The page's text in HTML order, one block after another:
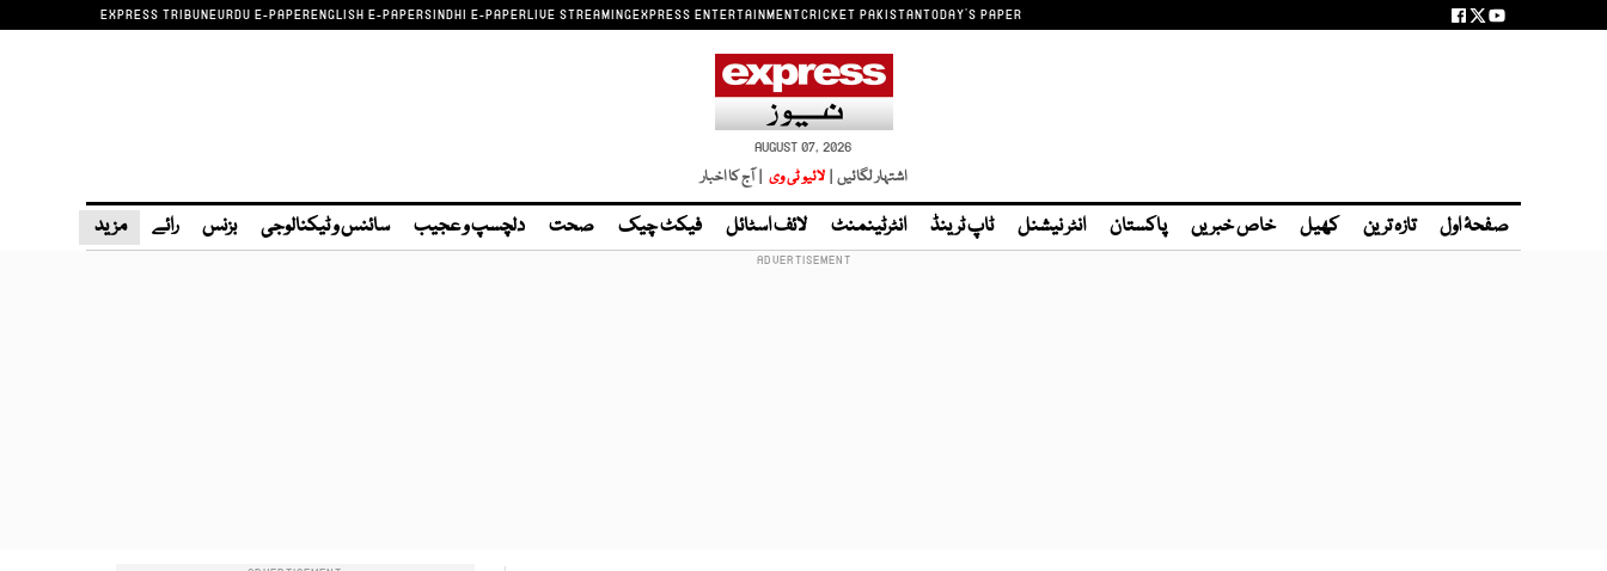
EXPRESS TRIBUNEURDU E-PAPERENGLISH E-PAPERSINDHI E-PAPERLIVE STREAMINGEXPRESS ENTERTAINMENTCRICKET PAKISTANTODAY'S PAPER
AUGUST 07, 2026
اشتہار لگائیں | لائیو ٹی وی | آج کا اخبار
صفحۂ اول تازہ ترین کھیل خاص خبریں پاکستان انٹر نیشنل ٹاپ ٹرینڈ انٹرٹینمنٹ لائف اسٹائل فیکٹ چیک صحت دلچسپ و عجیب سائنس و ٹیکنالوجی بزنس رائے مزید